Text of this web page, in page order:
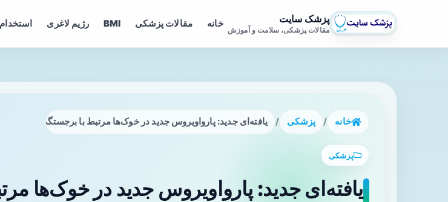
پزشک سایت
مقالات پزشکی، سلامت و آموزش
خانه مقالات پزشکی BMI رژیم لاغری
خانه / پزشکی / یافته‌ای جدید: پارواویروس جدید در خوک‌ها مرتبط با برجستگی چشم و
پزشکی
یافته‌ای جدید: پارواویروس جدید در خوک‌ها